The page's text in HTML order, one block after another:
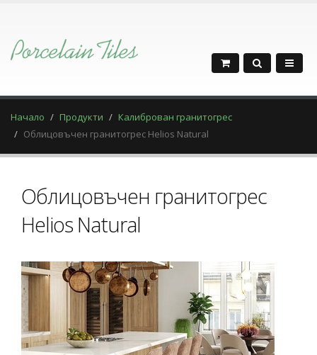
Начало Продукти
Калиброван гранитогрес
Облицовъчен гранитогрес Helios Natural
Облицовъчен гранитогрес
Helios Natural